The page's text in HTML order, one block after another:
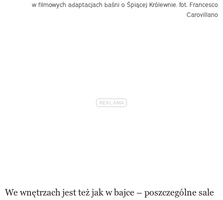
w filmowych adaptacjach baśni o Śpiącej Królewnie. fot. Francesco
Carovillano
We wnętrzach jest też jak w bajce – poszczególne sale